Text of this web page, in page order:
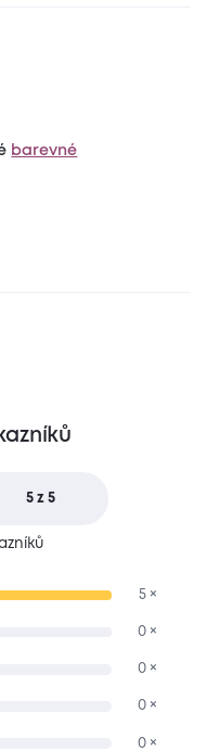
barevné
5 z 5
5 ×
0 ×
0 ×
0 ×
0 ×